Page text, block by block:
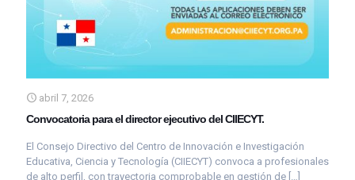
abril 7, 2026
Convocatoria para el director ejecutivo del CIIECYT.
El Consejo Directivo del Centro de Innovación e Investigación
Educativa, Ciencia y Tecnología (CIIECYT) convoca a profesionales
de alto perfil, con trayectoria comprobable en gestión de […]